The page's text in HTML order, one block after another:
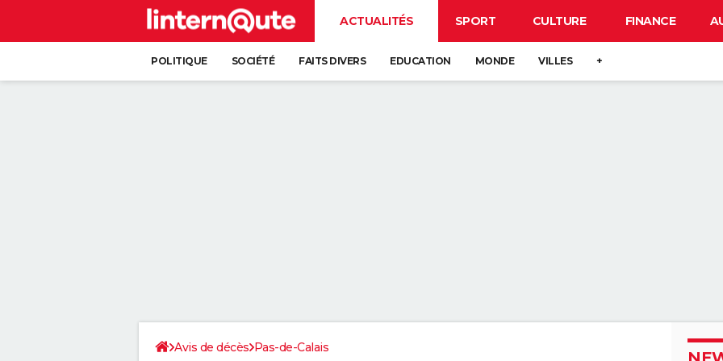
ACTUALITÉS SPORT CULTURE FINANCE
POLITIQUE SOCIÉTÉ FAITS DIVERS EDUCATION MONDE VILLES +
Avis de décès Pas-de-Calais